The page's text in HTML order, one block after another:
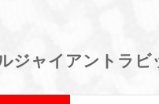
ジャイアントラビ